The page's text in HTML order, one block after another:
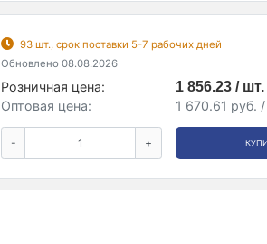
93 шт., срок поставки 5-7 рабочих дней
Обновлено 08.08.2026
Розничная цена:
1 856.23 / шт.
Оптовая цена:
1 670.61 руб.
- +